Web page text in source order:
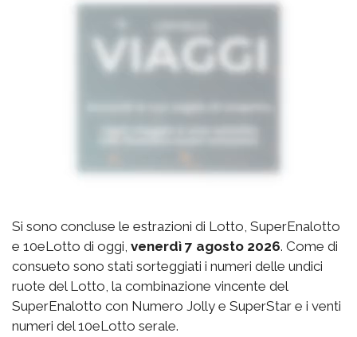
Si sono concluse le estrazioni di Lotto, SuperEnalotto
e 10eLotto di oggi, venerdì 7 agosto 2026. Come di
consueto sono stati sorteggiati i numeri delle undici
ruote del Lotto, la combinazione vincente del
SuperEnalotto con Numero Jolly e SuperStar e i venti
numeri del 10eLotto serale.